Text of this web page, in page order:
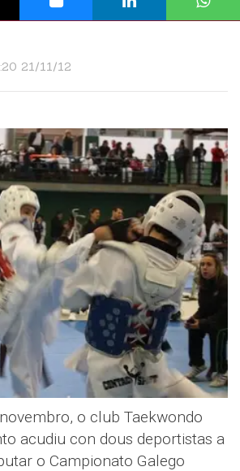
21/11/12
o club Taekwondo
acudiu con dous deportistas a
o Campionato Galego